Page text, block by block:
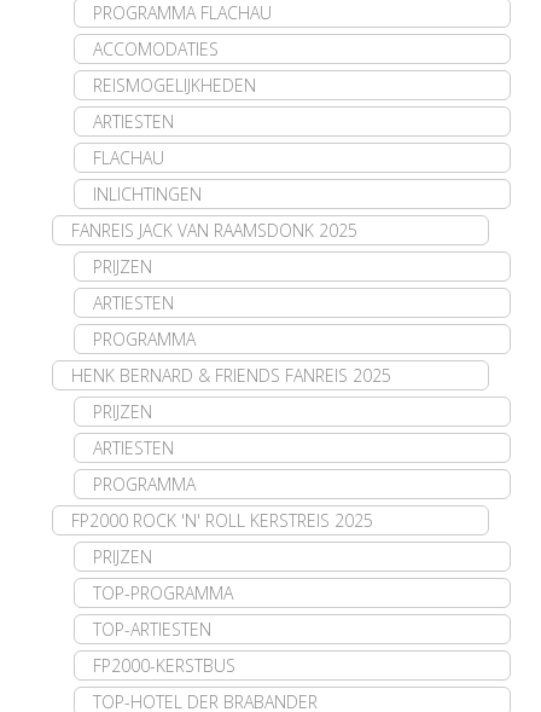
PROGRAMMA FLACHAU
ACCOMODATIES
REISMOGELIJKHEDEN
ARTIESTEN
FLACHAU
INLICHTINGEN
FANREIS JACK VAN RAAMSDONK 2025
PRIJZEN
ARTIESTEN
PROGRAMMA
HENK BERNARD & FRIENDS FANREIS 2025
PRIJZEN
ARTIESTEN
PROGRAMMA
FP2000 ROCK 'N' ROLL KERSTREIS 2025
PRIJZEN
TOP-PROGRAMMA
TOP-ARTIESTEN
FP2000-KERSTBUS
TOP-HOTEL DER BRABANDER